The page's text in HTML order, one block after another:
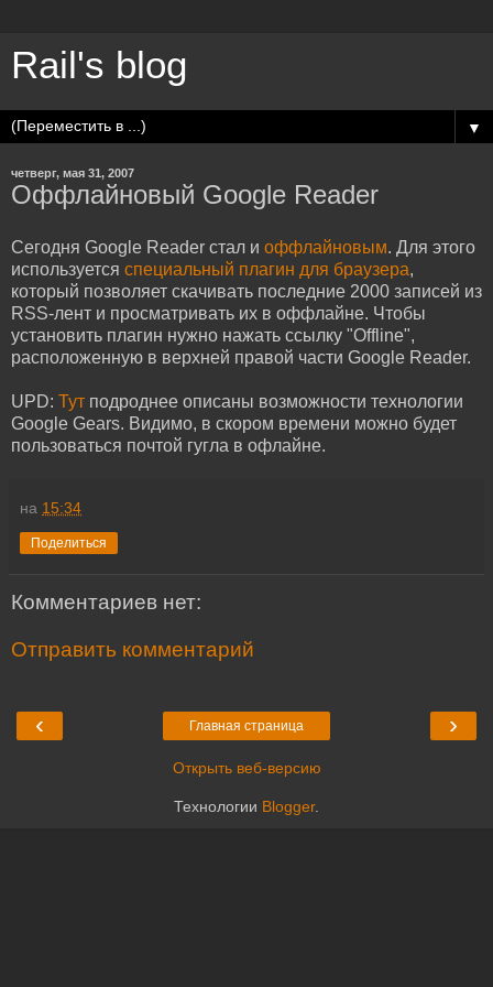
Rail's blog
▼
четверг, мая 31, 2007
Оффлайновый Google Reader
Сегодня Google Reader стал и оффлайновым. Для этого
используется специальный плагин для браузера,
который позволяет скачивать последние 2000 записей из
RSS-лент и просматривать их в оффлайне. Чтобы
установить плагин нужно нажать ссылку "Offline",
расположенную в верхней правой части Google Reader.
UPD: Тут подроднее описаны возможности технологии
Google Gears. Видимо, в скором времени можно будет
пользоваться почтой гугла в офлайне.
на 15:34
Поделиться
Комментариев нет:
Отправить комментарий
‹ ›
Главная страница
Открыть веб-версию
Технологии Blogger.